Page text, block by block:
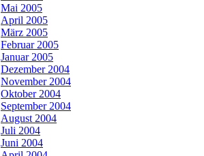
Mai 2005
April 2005
März 2005
Februar 2005
Januar 2005
Dezember 2004
November 2004
Oktober 2004
September 2004
August 2004
Juli 2004
Juni 2004